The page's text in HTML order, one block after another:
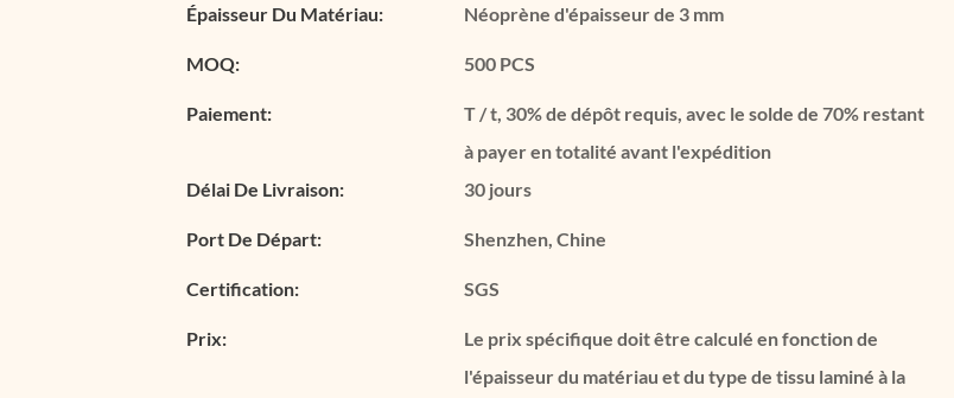
Épaisseur Du Matériau: Néoprène d'épaisseur de 3 mm
MOQ: 500 PCS
Paiement:
T / t, 30% de dépôt requis, avec le solde de 70% restant
à payer en totalité avant l'expédition
Délai De Livraison:
30 jours
Port De Départ: Shenzhen, Chine
Certification: SGS
Prix:
Le prix spécifique doit être calculé en fonction de
l'épaisseur du matériau et du type de tissu laminé à la